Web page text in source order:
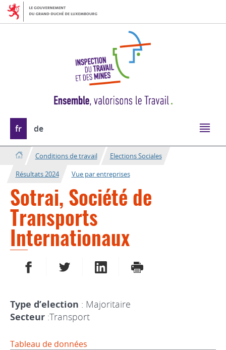
Aller
Aller
au
Changer
de
langue
fr de
Conditions de travail
Elections Sociales
Résultats 2024
Vue par entreprises
Sotrai, Société de
Transports
Internationaux
PARTAGER SUR FACEBOOK
PARTAGER SUR TWITTER
PARTAGER SUR LINKEDIN
IMPRIMER
Type d’election : Majoritaire
Secteur :Transport
Tableau de données